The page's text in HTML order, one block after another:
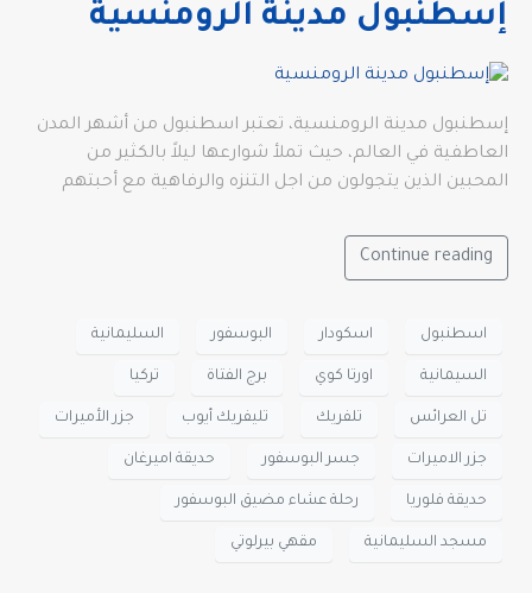
إسطنبول مدينة الرومنسية
إسطنبول مدينة الرومنسية، تعتبر اسطنبول من أشهر المدن
العاطفية في العالم، حيث تملأ شوارعها ليلاً بالكثير من
المحبين الذين يتجولون من اجل التنزه والرفاهية مع أحبتهم
Continue reading
اسطنبول اسكودار البوسفور السليمانية
السيمانية اورتا كوي برج الفتاة تركيا
تل العرائس تلفريك تليفريك أيوب جزر الأميرات
جزر الاميرات جسر البوسفور حديقة اميرغان
حديقة فلوريا رحلة عشاء مضيق البوسفور
مسجد السليمانية مقهي بيرلوتي